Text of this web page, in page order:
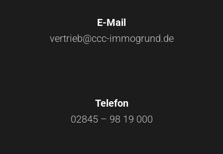
E-Mail
vertrieb@ccc-immogrund.de
Telefon
02845 – 98 19 000